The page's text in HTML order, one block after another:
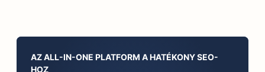
AZ ALL-IN-ONE PLATFORM A HATÉKONY SEO-
HOZ